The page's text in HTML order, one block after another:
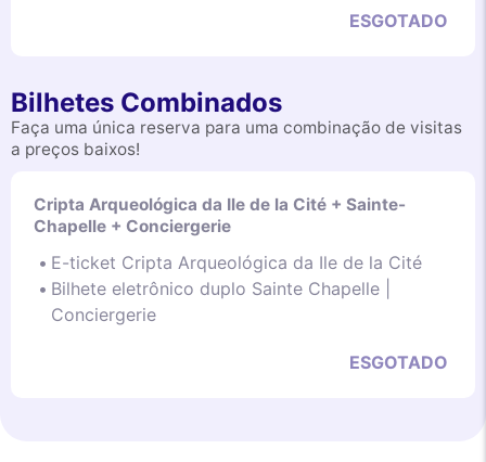
ESGOTADO
Bilhetes Combinados
Faça uma única reserva para uma combinação de visitas
a preços baixos!
Cripta Arqueológica da Ile de la Cité + Sainte-
Chapelle + Conciergerie
E-ticket Cripta Arqueológica da Ile de la Cité
Bilhete eletrônico duplo Sainte Chapelle |
Conciergerie
ESGOTADO